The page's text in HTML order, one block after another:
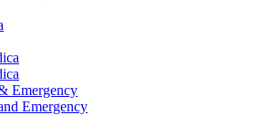
Emergency
Emergency